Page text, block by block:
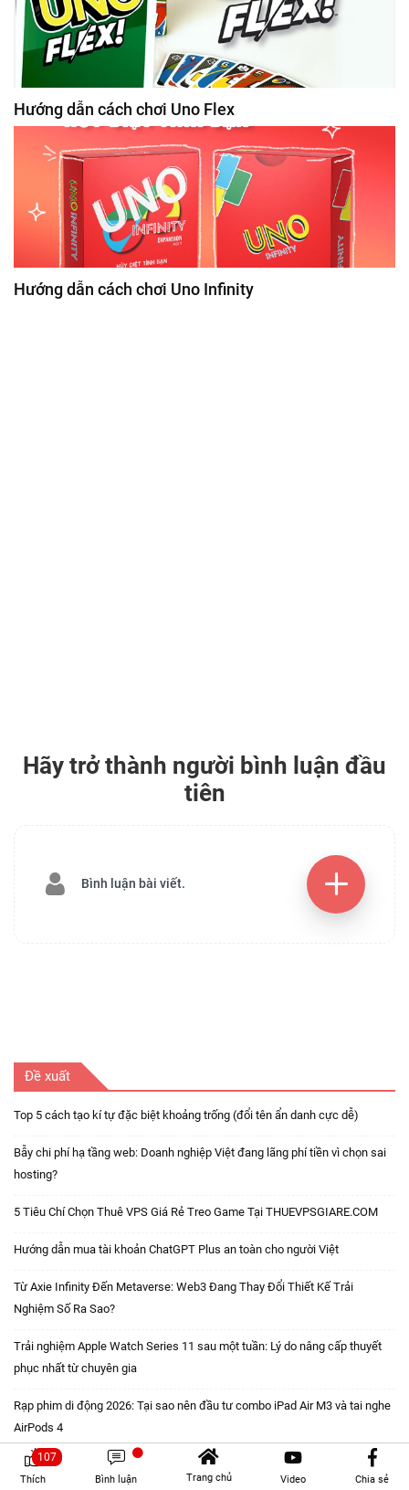
Hướng dẫn cách chơi Uno Flex
Hướng dẫn cách chơi Uno Infinity
Hãy trở thành người bình luận đầu
tiên
Bình luận bài viết.
Đề xuất
Top 5 cách tạo kí tự đặc biệt khoảng trống (đổi tên ẩn danh cực dễ)
Bẫy chi phí hạ tầng web: Doanh nghiệp Việt đang lãng phí tiền vì chọn sai
hosting?
5 Tiêu Chí Chọn Thuê VPS Giá Rẻ Treo Game Tại THUEVPSGIARE.COM
Hướng dẫn mua tài khoản ChatGPT Plus an toàn cho người Việt
Từ Axie Infinity Đến Metaverse: Web3 Đang Thay Đổi Thiết Kế Trải
Nghiệm Số Ra Sao?
Trải nghiệm Apple Watch Series 11 sau một tuần: Lý do nâng cấp thuyết
phục nhất từ chuyên gia
Rạp phim di động 2026: Tại sao nên đầu tư combo iPad Air M3 và tai nghe
AirPods 4
Kinh nghiệm chuẩn bị một buổi cầu hôn đơn giản nhưng đáng nhớ
107
Thích Bình luận Trang chủ Video Chia sẻ